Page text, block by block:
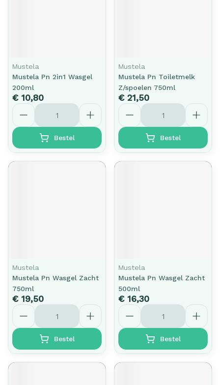
Mustela
Mustela Pn 2in1 Wasgel
200ml
€ 10,80
Aantal
Bestel
Mustela
Mustela Pn Toiletmelk
Z/spoelen 750ml
€ 21,50
Aantal
Bestel
Mustela
Mustela Pn Wasgel Zacht
750ml
€ 19,50
Aantal
Bestel
Mustela
Mustela Pn Wasgel Zacht
500ml
€ 16,30
Aantal
Bestel